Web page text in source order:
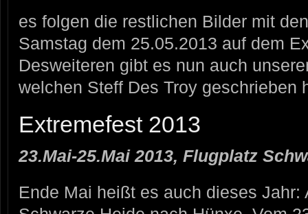
es folgen die restlichen Bilder mit
Samstag dem 25.05.2013 auf dem
Desweiteren gibt es nun auch
welchen Steff Des Troy geschrieben
Extremefest 2013
23.Mai-25.Mai 2013, Flugplatz
Ende Mai heißt es auch dieses